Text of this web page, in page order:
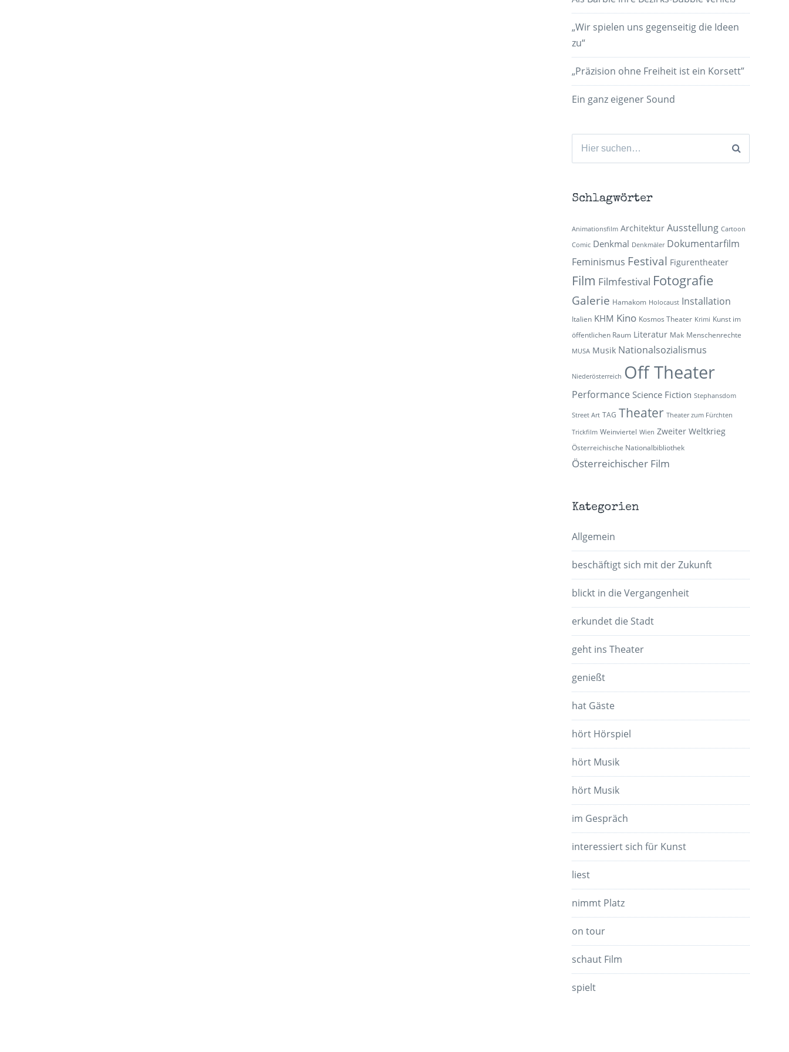
„Wir spielen uns gegenseitig die Ideen
zu“
„Präzision ohne Freiheit ist ein Korsett”
Ein ganz eigener Sound
Suchen
Schlagwörter
Animationsfilm Architektur Ausstellung Cartoon
Comic Denkmal Denkmäler Dokumentarfilm
Feminismus Festival Figurentheater
Film Filmfestival Fotografie
Galerie Hamakom Holocaust Installation
Italien KHM Kino Kosmos Theater Krimi Kunst im
öffentlichen Raum Literatur Mak Menschenrechte
MUSA Musik Nationalsozialismus
Niederösterreich Off Theater
Performance Science Fiction Stephansdom
Street Art TAG Theater Theater zum Fürchten
Trickfilm Weinviertel Wien Zweiter Weltkrieg
Österreichische Nationalbibliothek
Österreichischer Film
Kategorien
Allgemein
beschäftigt sich mit der Zukunft
blickt in die Vergangenheit
erkundet die Stadt
geht ins Theater
genießt
hat Gäste
hört Hörspiel
hört Musik
hört Musik
im Gespräch
interessiert sich für Kunst
liest
nimmt Platz
on tour
schaut Film
spielt